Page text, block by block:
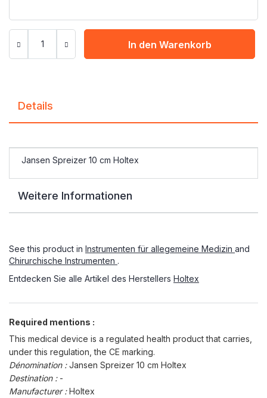
In den Warenkorb
Details
Jansen Spreizer 10 cm Holtex
Weitere Informationen
See this product in Instrumenten für allegemeine Medizin and
Chirurchische Instrumenten .
Entdecken Sie alle Artikel des Herstellers Holtex
Required mentions :
This medical device is a regulated health product that carries,
under this regulation, the CE marking.
Dénomination :Jansen Spreizer 10 cm Holtex
Destination : -
Manufacturer :Holtex